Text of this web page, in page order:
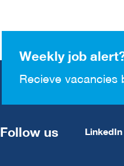
Weekly job
Recieve vacancies
Follow us LinkedIn